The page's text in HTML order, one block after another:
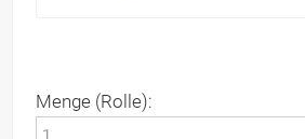
Menge (Rolle):